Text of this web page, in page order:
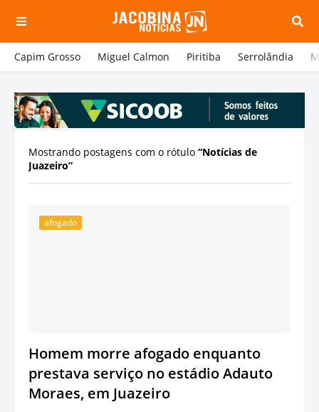
Capim Grosso Miguel Calmon Piritiba Serrolândia
Mostrando postagens com o rótulo Notícias de
Juazeiro
afogado
Homem morre afogado enquanto
prestava serviço no estádio Adauto
Moraes, em Juazeiro